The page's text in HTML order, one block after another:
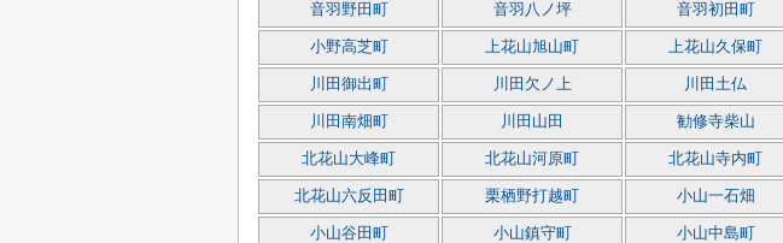
音羽野田町 音羽八ノ坪 音羽初田町
小野高芝町 上花山旭山町 上花山久保町
川田御出町 川田欠ノ上 川田土仏
川田南畑町 川田山田 勧修寺柴山
北花山大峰町 北花山河原町 北花山寺内町
北花山六反田町 栗栖野打越町 小山一石畑
小山谷田町 小山鎮守町 小山中島町